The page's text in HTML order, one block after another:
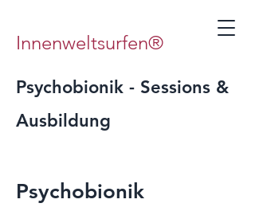
Innenweltsurfen®
Psychobionik - Sessions &
Ausbildung
Psychobionik